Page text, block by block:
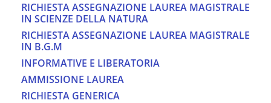
RICHIESTA ASSEGNAZIONE LAUREA MAGISTRALE
IN SCIENZE DELLA NATURA
RICHIESTA ASSEGNAZIONE LAUREA MAGISTRALE
IN B.G.M
INFORMATIVE E LIBERATORIA
AMMISSIONE LAUREA
RICHIESTA GENERICA